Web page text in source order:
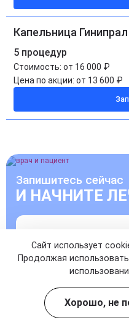
Капельница
5 процедур
Стоимость: от 16 000 ₽
Цена по акции: от 13 600 ₽
Запишитесь сейчас
И НАЧНИТЕ
УЖЕ
Записаться на
Сайт использует
Продолжая
Хорошо, не